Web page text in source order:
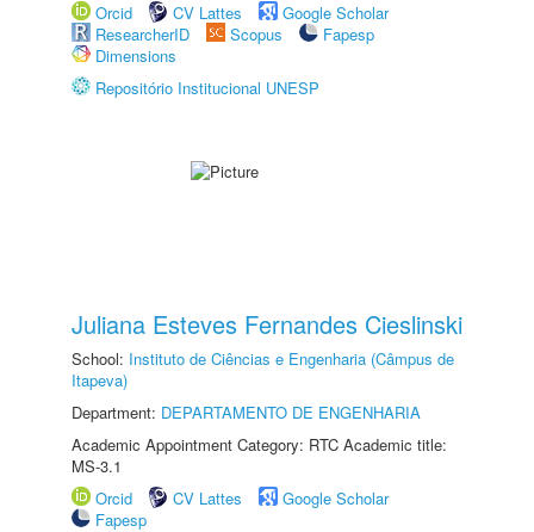
Orcid
CV Lattes
Google Scholar
ResearcherID
Scopus
Fapesp
Dimensions
Repositório Institucional UNESP
Juliana Esteves Fernandes Cieslinski
School: Instituto de Ciências e Engenharia (Câmpus de
Itapeva)
Department: DEPARTAMENTO DE ENGENHARIA
Academic Appointment Category: RTC Academic title:
MS-3.1
Orcid
CV Lattes
Google Scholar
Fapesp